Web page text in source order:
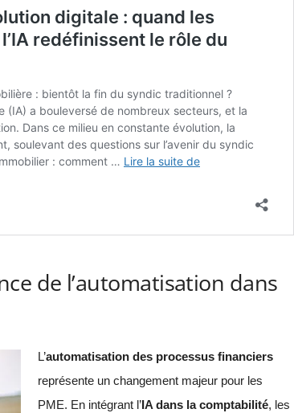
de l’automatisation dans
L’automatisation des processus financiers
représente un changement majeur pour les
PME. En intégrant l’IA dans la comptabilité, les